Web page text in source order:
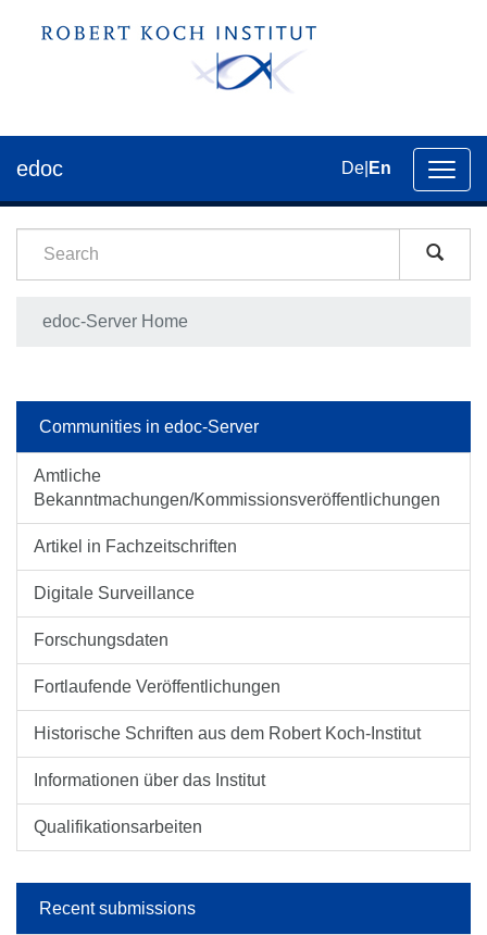
edoc De En
edoc-Server Home
Communities in edoc-Server
Amtliche
Bekanntmachungen/Kommissionsveröffentlichungen
Artikel in Fachzeitschriften
Digitale Surveillance
Forschungsdaten
Fortlaufende Veröffentlichungen
Historische Schriften aus dem Robert Koch-Institut
Informationen über das Institut
Qualifikationsarbeiten
Recent submissions